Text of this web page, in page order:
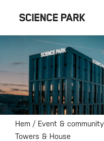
Hem / Event & community
Towers & House